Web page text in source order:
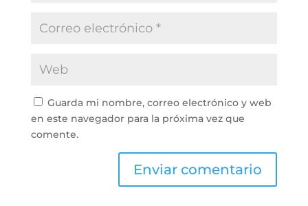
Guarda mi nombre, correo electrónico y web
en este navegador para la próxima vez que
comente.